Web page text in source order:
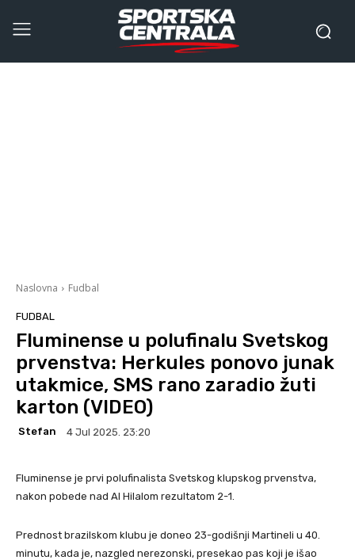
Naslovna Fudbal
FUDBAL
Fluminense u polufinalu Svetskog
prvenstva: Herkules ponovo junak
utakmice, SMS rano zaradio žuti
karton (VIDEO)
Stefan 4 Jul 2025. 23:20
Fluminense je prvi polufinalista Svetskog klupskog prvenstva,
nakon pobede nad Al Hilalom rezultatom 2-1.
Prednost brazilskom klubu je doneo 23-godišnji Martineli u 40.
minutu, kada je, nazgled nerezonski, presekao pas koji je išao